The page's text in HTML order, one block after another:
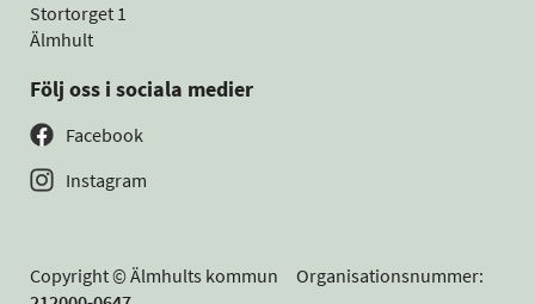
Stortorget 1
Älmhult
Följ oss i sociala medier
Facebook
Instagram
Copyright © Älmhults kommun Organisationsnummer: